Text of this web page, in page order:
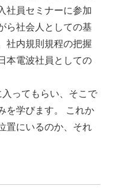
社員セミナーに参加
ら社会人としての基
社内規則規程の把握
本電波社員としての
ってもらい、そこで
を学びます。 これか
置にいるのか、それ